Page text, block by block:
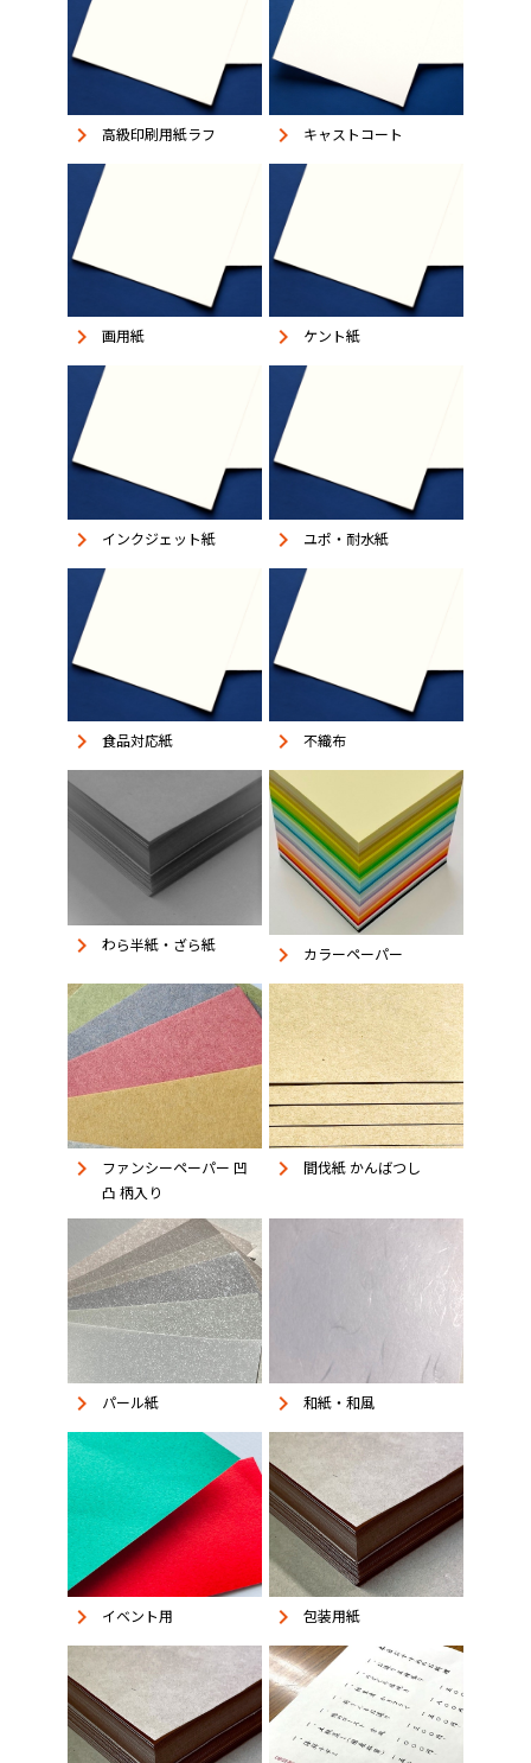
keyboard_arrow_right 高級印刷用紙ラフ keyboard_arrow_right キャストコート
keyboard_arrow_right 画用紙 keyboard_arrow_right ケント紙
keyboard_arrow_right インクジェット紙 keyboard_arrow_right ユポ・耐水紙
keyboard_arrow_right 食品対応紙 keyboard_arrow_right 不織布
keyboard_arrow_right わら半紙・ざら紙 keyboard_arrow_right カラーペーパー
keyboard_arrow_right
ファンシーペーパー 凹
凸 柄入り
keyboard_arrow_right 間伐紙 かんばつし
keyboard_arrow_right パール紙 keyboard_arrow_right 和紙・和風
keyboard_arrow_right イベント用 keyboard_arrow_right 包装用紙